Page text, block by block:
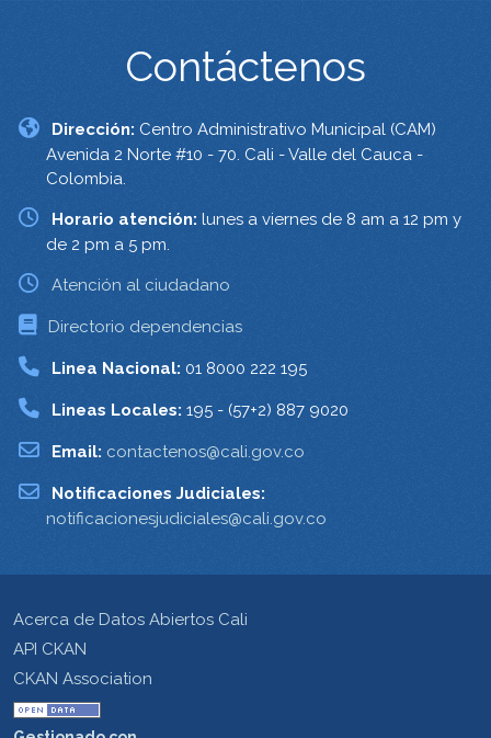
Contáctenos
Dirección: Centro Administrativo Municipal (CAM)
Avenida 2 Norte #10 - 70. Cali - Valle del Cauca -
Colombia.
Horario atención: lunes a viernes de 8 am a 12 pm y
de 2 pm a 5 pm.
Atención al ciudadano
Directorio dependencias
Linea Nacional: 01 8000 222 195
Lineas Locales: 195 - (57+2) 887 9020
Email: contactenos@cali.gov.co
Notificaciones Judiciales:
notificacionesjudiciales@cali.gov.co
Acerca de Datos Abiertos Cali
API CKAN
CKAN Association